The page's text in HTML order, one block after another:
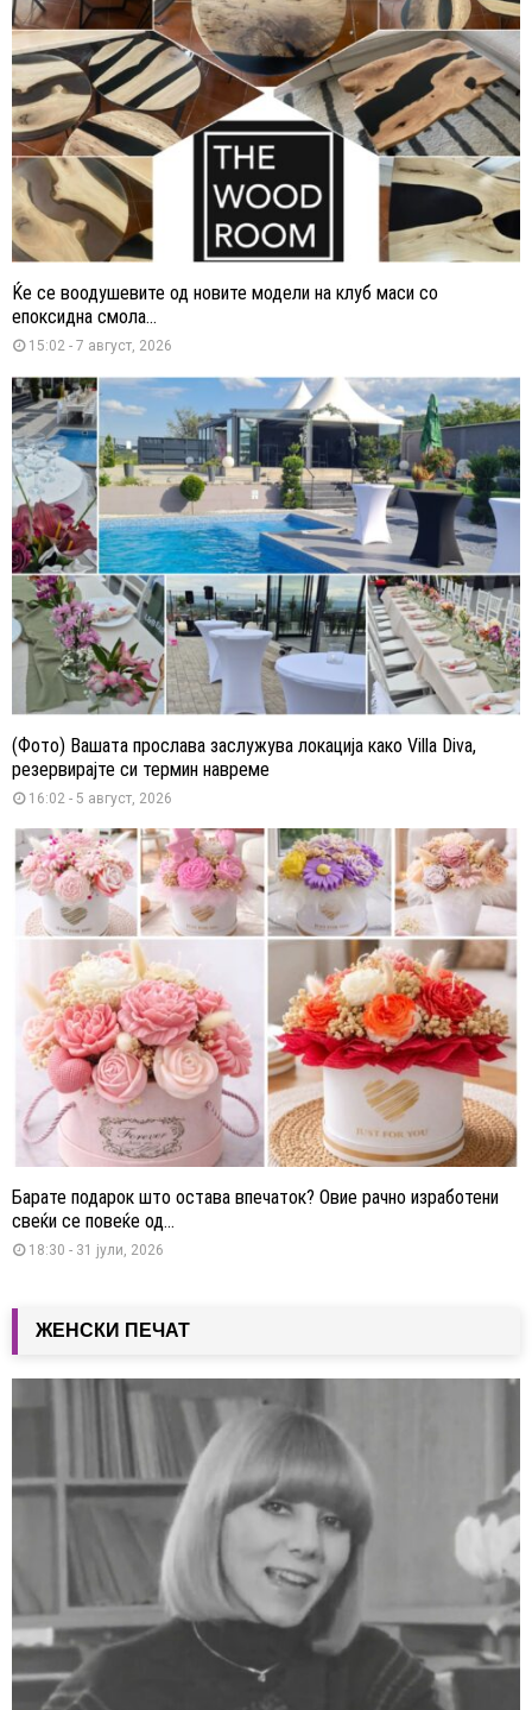
Ќе се воодушевите од новите модели на клуб маси со
епоксидна смола...
15:02 - 7 август, 2026
(Фото) Вашата прослава заслужува локација како Villa Diva,
резервирајте си термин навреме
16:02 - 5 август, 2026
Барате подарок што остава впечаток? Овие рачно изработени
свеќи се повеќе од...
18:30 - 31 јули, 2026
ЖЕНСКИ ПЕЧАТ